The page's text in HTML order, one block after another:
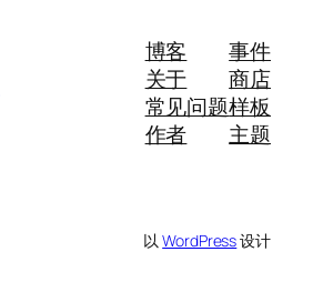
博客
关于
常见问题
作者
事件
商店
样板
主题
以WordPress设计